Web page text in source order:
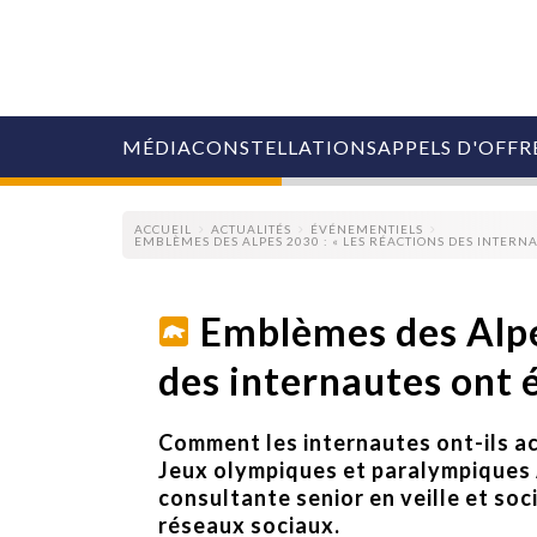
MÉDIA
COLLECTIVITÉS
MARQUES
RETAIL
MÉDIAS
MANAGEMENT
ÉVÉNEMENTIELS
CONSTELLATIONSAPPELS
ACCUEIL ACTUALITÉS
ÉVÉNEMENTIELS
EMBLÈMES DES ALPES 2030 : « LES RÉACTIONS DES
Emblèmes des
des internautes ont
Comment les internautes ont-ils
Jeux olympiques et
consultante senior en veille et
réseaux sociaux.